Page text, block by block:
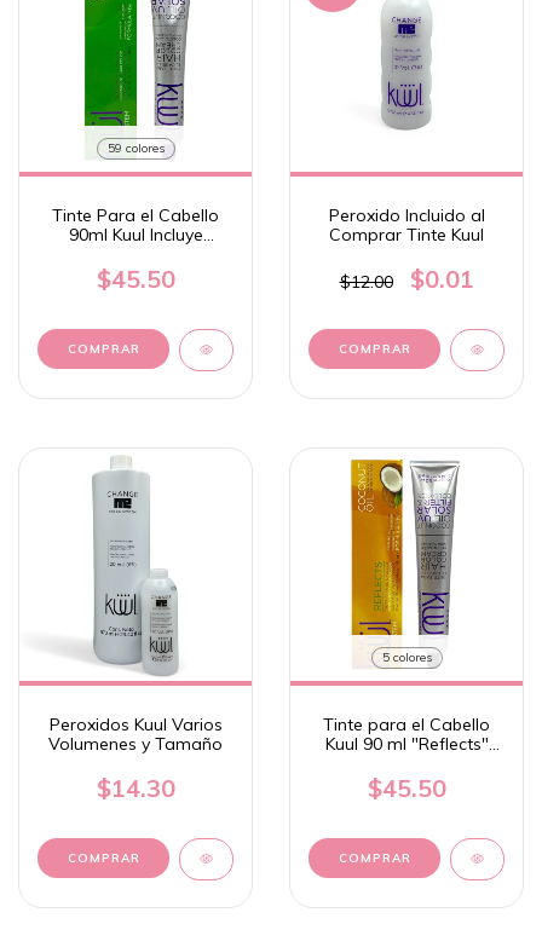
59 colores
Tinte Para el Cabello
90ml Kuul Incluye
$45.50
COMPRAR
Peroxido Incluido al
Comprar Tinte Kuul
$12.00 $0.01
COMPRAR
Peroxidos Kuul Varios
Volumenes y Tamaño
$14.30
COMPRAR
5 colores
Tinte para el Cabello
Kuul 90 ml "Reflects"
Peroxido
$45.50
COMPRAR